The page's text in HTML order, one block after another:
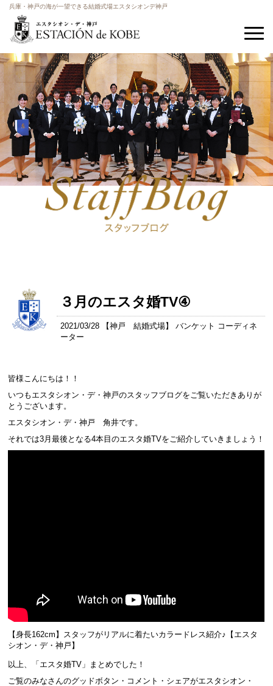
兵庫・神戸の海が一望できる結婚式場エスタシオンデ神戸
３月のエスタ婚TV④
2021/03/28 【神戸 結婚式場】 バンケット コーディネ
ーター
皆様こんにちは！！
いつもエスタシオン・デ・神戸のスタッフブログをご覧いただきありが
とうございます。
エスタシオン・デ・神戸 角井です。
それでは3月最後となる4本目のエスタ婚TVをご紹介していきましょう！
【身長162cm】スタッフがリアルに着たいカラードレス紹介♪【エスタ
シオン・デ・神戸】
以上、「エスタ婚TV」まとめでした！
ご覧のみなさんのグッドボタン・コメント・シェアがエスタシオン・